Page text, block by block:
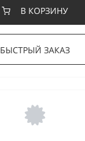
В КОРЗИНУ
БЫСТРЫЙ ЗАКАЗ